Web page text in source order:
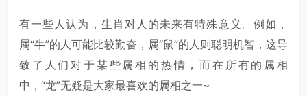
有一些人认为，生肖对人的未来有特殊意义。例如，
属“牛”的人可能比较勤奋，属“鼠”的人则聪明机智，这导
致了人们对于某些属相的热情，而在所有的属相
中，“龙”无疑是大家最喜欢的属相之一~